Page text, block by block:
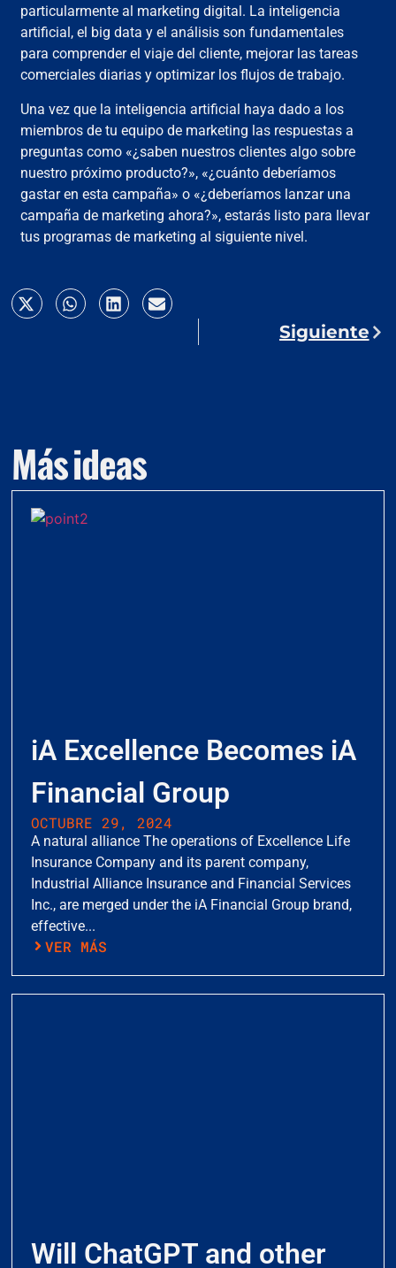
particularmente al marketing digital. La inteligencia
artificial, el big data y el análisis son fundamentales
para comprender el viaje del cliente, mejorar las tareas
comerciales diarias y optimizar los flujos de trabajo.
Una vez que la inteligencia artificial haya dado a los
miembros de tu equipo de marketing las respuestas a
preguntas como «¿saben nuestros clientes algo sobre
nuestro próximo producto?», «¿cuánto deberíamos
gastar en esta campaña» o «¿deberíamos lanzar una
campaña de marketing ahora?», estarás listo para llevar
tus programas de marketing al siguiente nivel.
Siguiente
Más ideas
iA Excellence Becomes iA
Financial Group
OCTUBRE 29, 2024
A natural alliance The operations of Excellence Life
Insurance Company and its parent company,
Industrial Alliance Insurance and Financial Services
Inc., are merged under the iA Financial Group brand,
effective...
VER MÁS
Will ChatGPT and other